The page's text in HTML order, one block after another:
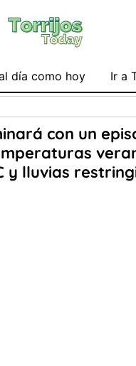
día como hoy Ir a
con un
y lluvias